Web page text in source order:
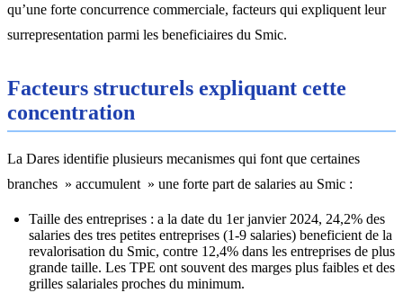
qu’une forte concurrence commerciale, facteurs qui expliquent leur
surrepresentation parmi les beneficiaires du Smic.
Facteurs structurels expliquant cette
concentration
La Dares identifie plusieurs mecanismes qui font que certaines
branches » accumulent » une forte part de salaries au Smic :
Taille des entreprises : a la date du 1er janvier 2024, 24,2% des
salaries des tres petites entreprises (1-9 salaries) beneficient de la
revalorisation du Smic, contre 12,4% dans les entreprises de plus
grande taille. Les TPE ont souvent des marges plus faibles et des
grilles salariales proches du minimum.